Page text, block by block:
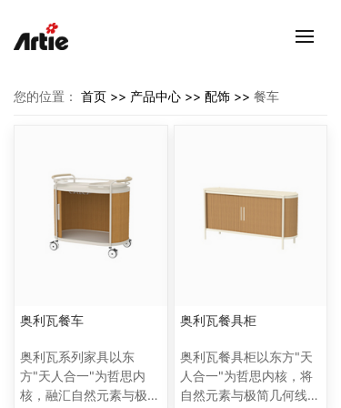
您的位置： 首页 >> 产品中心 >> 配饰 >> 餐车
奥利瓦餐车
奥利瓦系列家具以东
方"天人合一"为哲思内
核，融汇自然元素与极简
奥利瓦餐具柜
奥利瓦餐具柜以东方"天
人合一"为哲思内核，将
自然元素与极简几何线条